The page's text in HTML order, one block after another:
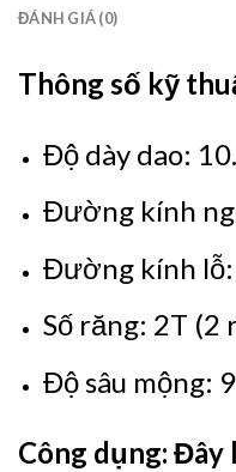
ĐÁNH GIÁ (0)
Thông số kỹ
Độ dày dao:
Đường kính
Đường kính lỗ:
Số răng: 2T (2
Độ sâu mộng:
Công dụng: Đây